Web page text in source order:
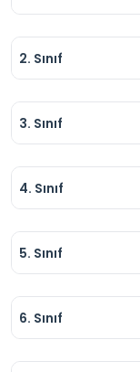
2. Sınıf
3. Sınıf
4. Sınıf
5. Sınıf
6. Sınıf